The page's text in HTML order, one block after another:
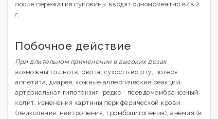
после пережатия пуповины вводят одномоментно в/в 2
г.
Побочное действие
При длительном применении в высоких дозах:
возможны тошнота, рвота, сухость во рту, потеря
аппетита, диарея, кожные аллергические реакции,
артериальная гипотензия; редко - псевдомембранозный
колит, изменения картины периферической крови
(лейкопения, нейтропения, тромбоцитопения), анемия (в